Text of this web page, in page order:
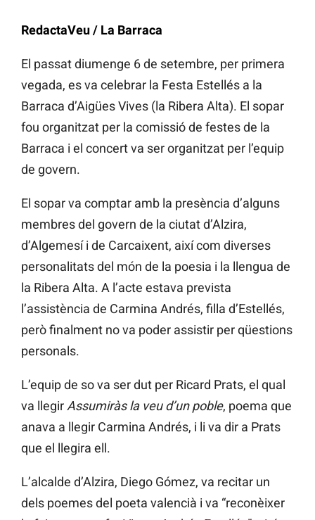
RedactaVeu / La Barraca
El passat diumenge 6 de setembre, per primera
vegada, es va celebrar la Festa Estellés a la
Barraca d’Aigües Vives (la Ribera Alta). El sopar
fou organitzat per la comissió de festes de la
Barraca i el concert va ser organitzat per l’equip
de govern.
El sopar va comptar amb la presència d’alguns
membres del govern de la ciutat d’Alzira,
d’Algemesí i de Carcaixent, així com diverses
personalitats del món de la poesia i la llengua de
la Ribera Alta. A l’acte estava prevista
l’assistència de Carmina Andrés, filla d’Estellés,
però finalment no va poder assistir per qüestions
personals.
L’equip de so va ser dut per Ricard Prats, el qual
va llegir Assumiràs la veu d’un poble, poema que
anava a llegir Carmina Andrés, i li va dir a Prats
que el llegira ell.
L’alcalde d’Alzira, Diego Gómez, va recitar un
dels poemes del poeta valencià i va “reconèixer